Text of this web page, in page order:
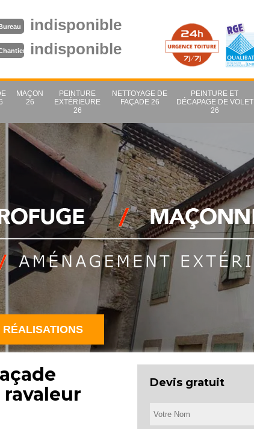
indisponible
indisponible
MAÇON
26
PEINTURE
EXTÉRIEURE
26
NETTOYAGE DE
FAÇADE 26
PEINTURE ET
DÉCAPAGE DE VOLET
26
RÉALISATIONS
ravaleur
Devis gratuit